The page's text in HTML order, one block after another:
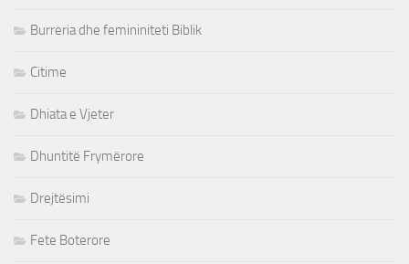
Burreria dhe femininiteti Biblik
Citime
Dhiata e Vjeter
Dhuntitë Frymërore
Drejtësimi
Fete Boterore